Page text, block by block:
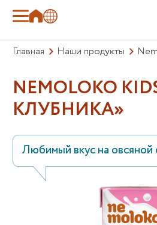
Главная Наши продукты
NEMOLOKO
КЛУБНИКА»
Любимый вкус на овсяной